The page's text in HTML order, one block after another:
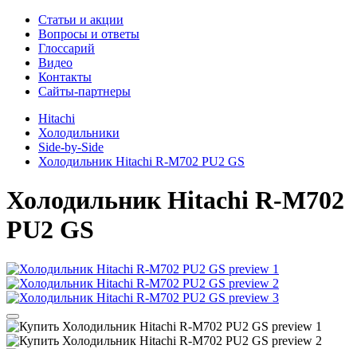
Cтатьи и акции
Вопросы и ответы
Глоссарий
Видео
Контакты
Сайты-партнеры
Hitachi
Холодильники
Side-by-Side
Холодильник Hitachi R-M702 PU2 GS
ХолодильникHitachi R-M702
PU2 GS